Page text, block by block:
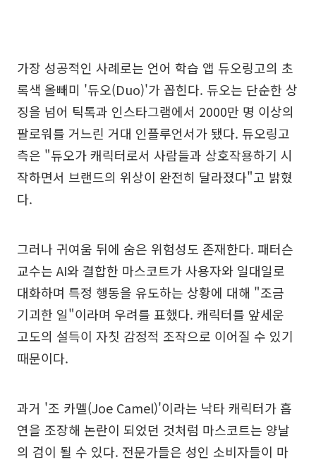
가장 성공적인 사례로는 언어 학습 앱 듀오링고의 초
록색 올빼미 '듀오(Duo)'가 꼽힌다. 듀오는 단순한 상
징을 넘어 틱톡과 인스타그램에서 2000만 명 이상의
팔로워를 거느린 거대 인플루언서가 됐다. 듀오링고
측은 "듀오가 캐릭터로서 사람들과 상호작용하기 시
작하면서 브랜드의 위상이 완전히 달라졌다"고 밝혔
다.
그러나 귀여움 뒤에 숨은 위험성도 존재한다. 패터슨
교수는 AI와 결합한 마스코트가 사용자와 일대일로
대화하며 특정 행동을 유도하는 상황에 대해 "조금
기괴한 일"이라며 우려를 표했다. 캐릭터를 앞세운
고도의 설득이 자칫 감정적 조작으로 이어질 수 있기
때문이다.
과거 '조 카멜(Joe Camel)'이라는 낙타 캐릭터가 흡
연을 조장해 논란이 되었던 것처럼 마스코트는 양날
의 검이 될 수 있다. 전문가들은 성인 소비자들이 마